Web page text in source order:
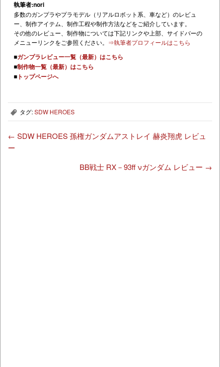
執筆者:nori
多数のガンプラやプラモデル（リアルロボット系、車など）のレビュ
ー、制作アイテム、制作工程や制作方法などをご紹介しています。
その他のレビュー、制作物については下記リンクや上部、サイドバーの
メニューリンクをご参照ください。 ⇒執筆者プロフィールはこちら
■ガンプラレビュー一覧（最新）はこちら
■制作物一覧（最新）はこちら
■ トップページへ
, タグ:SDW HEROES
← SDW HEROES 孫権ガンダムアストレイ 赫炎翔虎 レビュ
ー
BB戦士 RX－93ff νガンダム レビュー →